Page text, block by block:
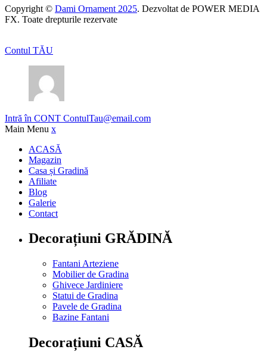
Copyright © Dami Ornament 2025. Dezvoltat de POWER MEDIA
FX. Toate drepturile rezervate
Contul TĂU
Intră în CONT ContulTau@email.com
Main Menu x
ACASĂ
Magazin
Casa și Gradină
Afiliate
Blog
Galerie
Contact
Decorațiuni GRĂDINĂ
Fantani Arteziene
Mobilier de Gradina
Ghivece Jardiniere
Statui de Gradina
Pavele de Gradina
Bazine Fantani
Decorațiuni CASĂ